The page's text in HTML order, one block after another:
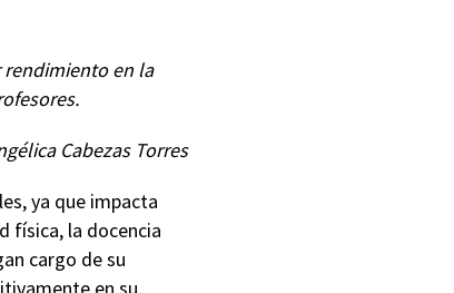
rendimiento en la
Cabezas Torres
ya que impacta
física, la docencia
cargo de su